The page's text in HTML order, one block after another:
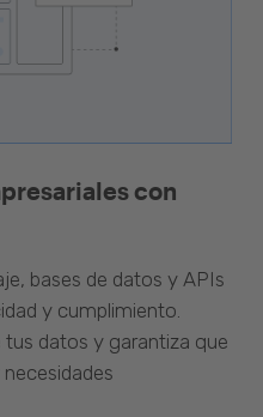
con
bases de datos y APIs
y cumplimiento.
datos y garantiza que